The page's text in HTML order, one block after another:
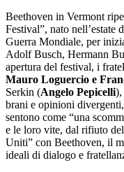
Beethoven in Vermont
Festival”, nato nell’estate
Guerra Mondiale, per
Adolf Busch, Hermann
apertura del festival, i
Mauro Loguercio e
Serkin (Angelo Pepicelli),
brani e opinioni
sentono come “una
e le loro vite, dal rifiuto
Uniti” con Beethoven, il
ideali di dialogo e